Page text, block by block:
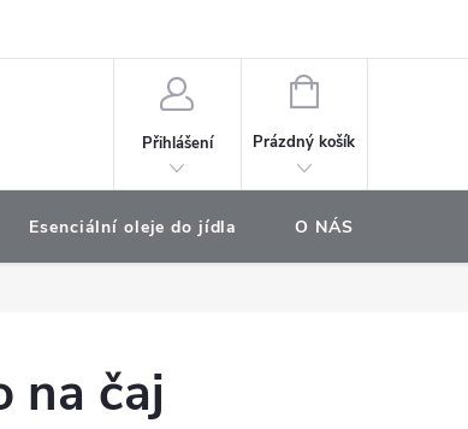
Přihlášení
NÁKUPNÍ
Prázdný košík
Esenciální oleje do jídla O NÁS
na čaj